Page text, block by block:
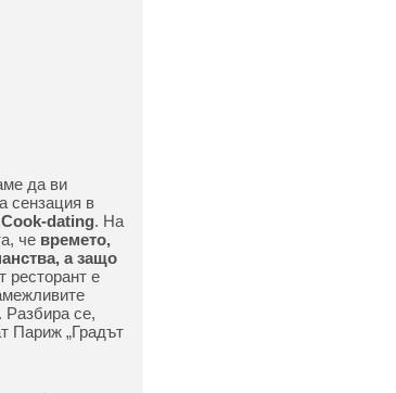
да ви
сензация в
dating. На
че времето,
а защо
ресторант е
Разбира се,
Париж „Градът